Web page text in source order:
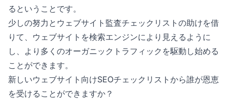
るということです。
少しの努力とウェブサイト監査チェックリストの助けを借
りて、ウェブサイトを検索エンジンにより見えるように
し、より多くのオーガニックトラフィックを駆動し始める
ことができます。
新しいウェブサイト向けSEOチェックリストから誰が恩恵
を受けることができますか？